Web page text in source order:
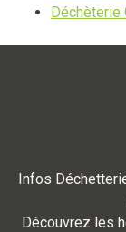
Déchèterie
Infos
Découvrez les